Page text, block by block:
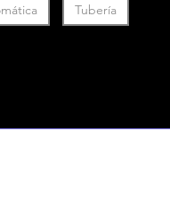
Tubería